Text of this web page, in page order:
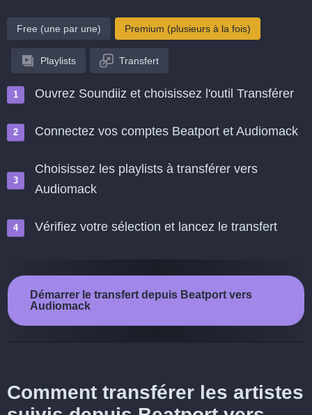
Free (une par une) Premium (plusieurs à la fois)
Playlists Transfert
Ouvrez Soundiiz et choisissez l'outil Transférer
Connectez vos comptes Beatport et Audiomack
Choisissez les playlists à transférer vers
Audiomack
Vérifiez votre sélection et lancez le transfert
Démarrer le transfert depuis Beatport vers
Audiomack
Comment transférer les artistes